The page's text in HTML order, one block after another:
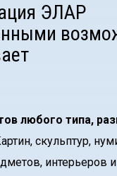
ЭЛАР
любого типа,
скульптур,
интерьеров